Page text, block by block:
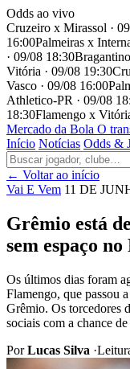
Odds ao vivo
Cruzeiro x Mirassol ·
16:00Palmeiras x
· 09/08 18:30
Vitória · 09/08 19:30
Vasco · 09/08 16:00
Athletico-PR · 09/08
18:30Flamengo x
Mercado da Bola O
Início Notícias Odds &
← Voltar ao início
Vai E Vem 11 DE
Grêmio está
sem espaço
Os últimos dias foram
Flamengo, que passou
Grêmio. Os torcedores
sociais com a chance
PorLucas Silva ·